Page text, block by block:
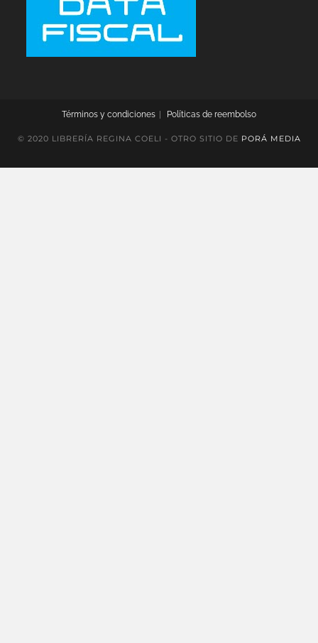
Términos y condiciones Políticas de reembolso
© 2020 LIBRERÍA REGINA COELI - OTRO SITIO DE PORÁ MEDIA